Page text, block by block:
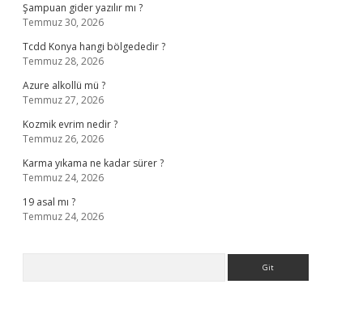
Şampuan gider yazılır mı ?
Temmuz 30, 2026
Tcdd Konya hangi bölgededir ?
Temmuz 28, 2026
Azure alkollü mü ?
Temmuz 27, 2026
Kozmik evrim nedir ?
Temmuz 26, 2026
Karma yıkama ne kadar sürer ?
Temmuz 24, 2026
19 asal mı ?
Temmuz 24, 2026